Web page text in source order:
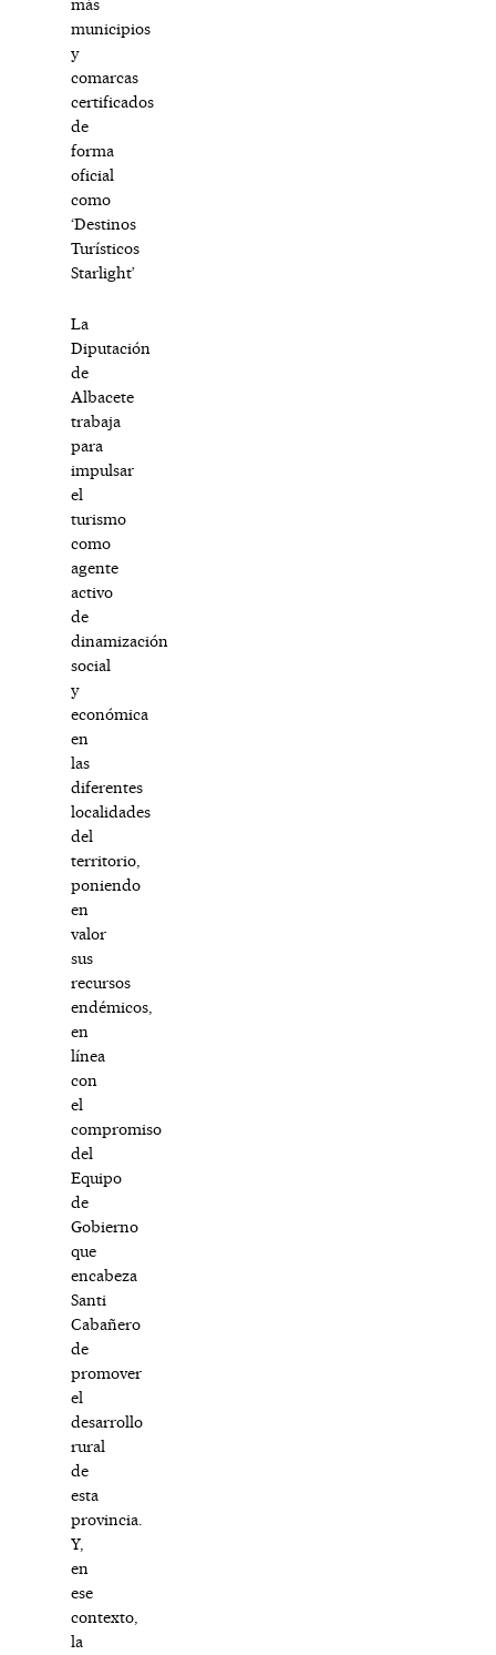
más
municipios
y
comarcas
certificados
de
forma
oficial
como
‘Destinos
Turísticos
Starlight’
La
Diputación
de
Albacete
trabaja
para
impulsar
el
turismo
como
agente
activo
de
dinamización
social
y
económica
en
las
diferentes
localidades
del
territorio,
poniendo
en
valor
sus
recursos
endémicos,
en
línea
con
el
compromiso
del
Equipo
de
Gobierno
que
encabeza
Santi
Cabañero
de
promover
el
desarrollo
rural
de
esta
provincia.
Y,
en
ese
contexto,
la